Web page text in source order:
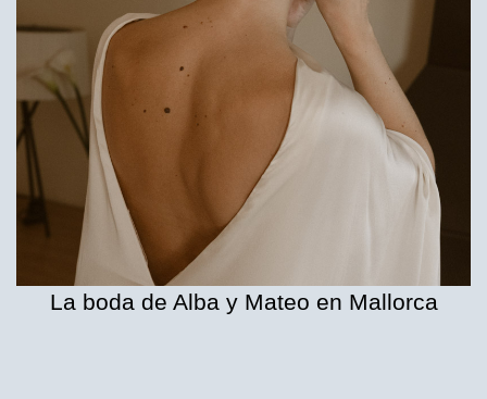
La boda de Alba y Mateo en Mallorca